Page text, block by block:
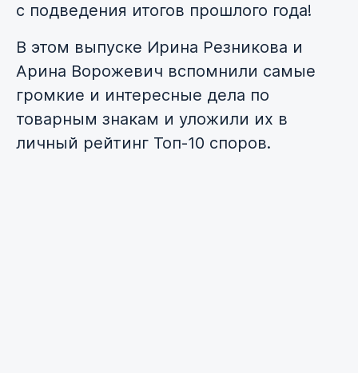
с подведения итогов прошлого года!
В этом выпуске Ирина Резникова и
Арина Ворожевич вспомнили самые
громкие и интересные дела по
товарным знакам и уложили их в
личный рейтинг Топ-10 споров.